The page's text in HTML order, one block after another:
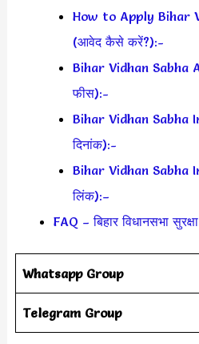
How to Apply Bihar
(आवेद कैसे करें?):-
Bihar Vidhan Sabha
फीस):-
Bihar Vidhan Sabha
दिनांक):-
Bihar Vidhan Sabha
लिंक):–
FAQ – बिहार विधानसभा
Whatsapp Group
Telegram Group